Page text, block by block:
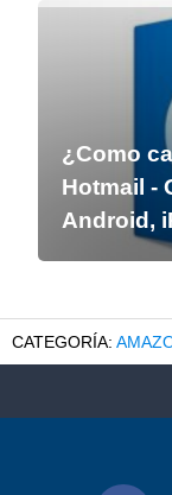
¿Como
Hotmail -
Android,